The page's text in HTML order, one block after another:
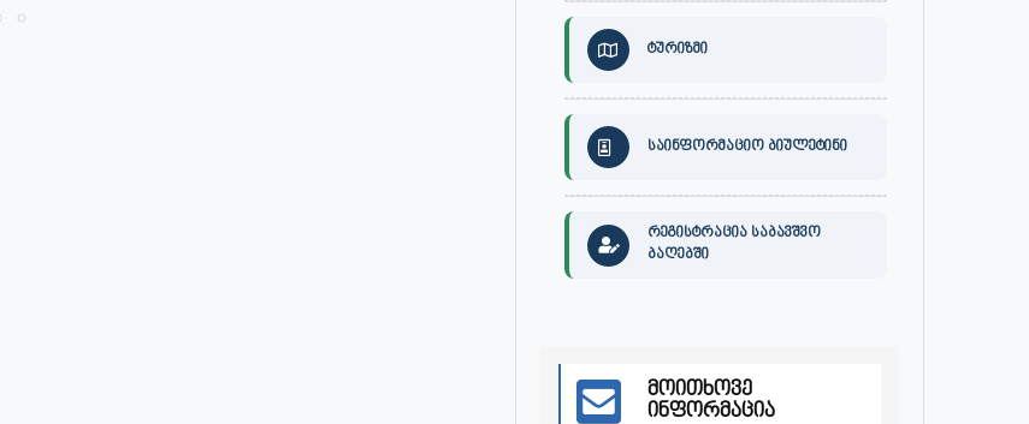
ტურიზმი
საინფორმაციო ბიულეტინი
რეგისტრაცია საბავშვო
ბაღებში
მოითხოვე
ინფორმაცია